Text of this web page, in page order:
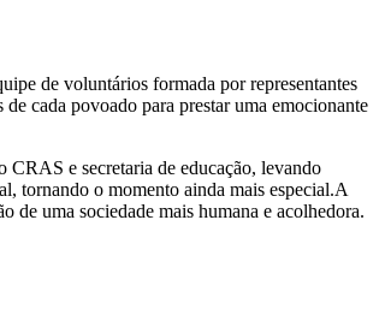
de voluntários formada por representantes
cada povoado para prestar uma emocionante
CRAS e secretaria de educação, levando
tornando o momento ainda mais especial.A
de uma sociedade mais humana e acolhedora.